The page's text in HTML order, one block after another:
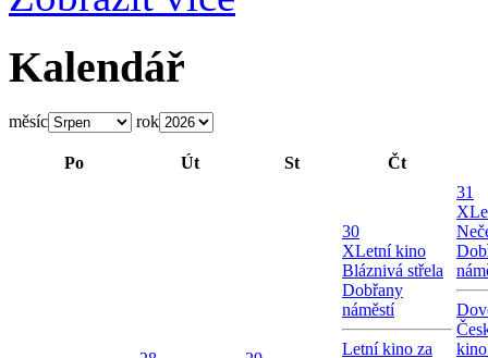
Kalendář
měsíc rok
Po Út St Čt
30
XLetní kino
Bláznivá střela
Dobřany
náměstí
Letní kino za
31
X